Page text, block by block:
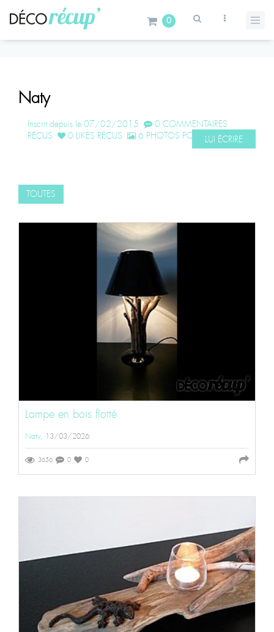
0
Naty
Inscrit depuis le 07/02/2015
0 COMMENTAIRES
REÇUS
0 LIKES REÇUS 6 PHOTOS POSTÉESLUI ÉCRIRE
TOUTES
Lampe en bois flotté
Naty, 13/03/2026
3656 0 0